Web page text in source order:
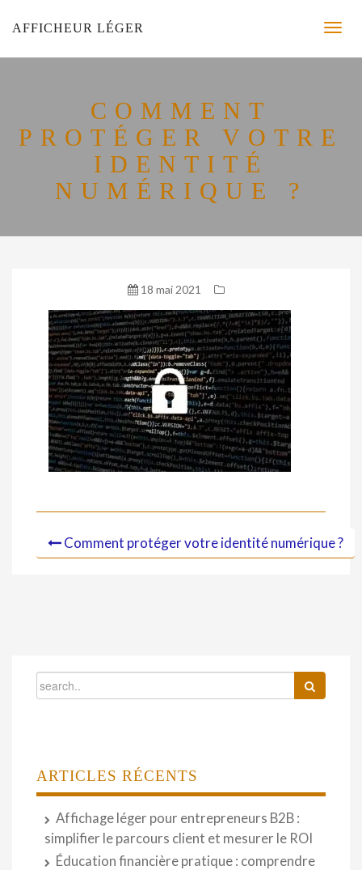
AFFICHEUR LÉGER
COMMENT
PROTÉGER VOTRE
IDENTITÉ
NUMÉRIQUE ?
18 mai 2021
Comment protéger votre identité numérique ?
ARTICLES RÉCENTS
Affichage léger pour entrepreneurs B2B :
simplifier le parcours client et mesurer le ROI
Éducation financière pratique : comprendre